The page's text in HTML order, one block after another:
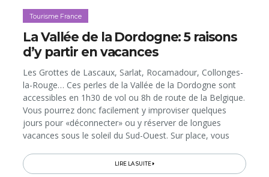
Tourisme France
La Vallée de la Dordogne: 5 raisons
d’y partir en vacances
Les Grottes de Lascaux, Sarlat, Rocamadour, Collonges-
la-Rouge… Ces perles de la Vallée de la Dordogne sont
accessibles en 1h30 de vol ou 8h de route de la Belgique.
Vous pourrez donc facilement y improviser quelques
jours pour «déconnecter» ou y réserver de longues
vacances sous le soleil du Sud-Ouest. Sur place, vous
et un incroyable...
LIRE LA SUITE